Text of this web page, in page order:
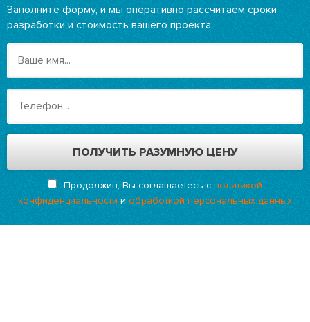
Заполните форму, и мы оперативно рассчитаем сроки
разработки и стоимость вашего проекта:
Продолжив, Вы соглашаетесь с политикой
конфиденциальности и обработкой персональных данных